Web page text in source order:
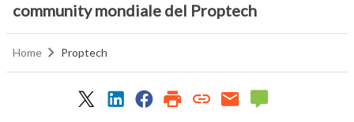
community mondiale del Proptech
Home Proptech